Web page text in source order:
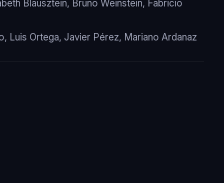
Blausztein, Bruno Weinstein, Fabricio
Luis Ortega, Javier Pérez, Mariano Ardanaz